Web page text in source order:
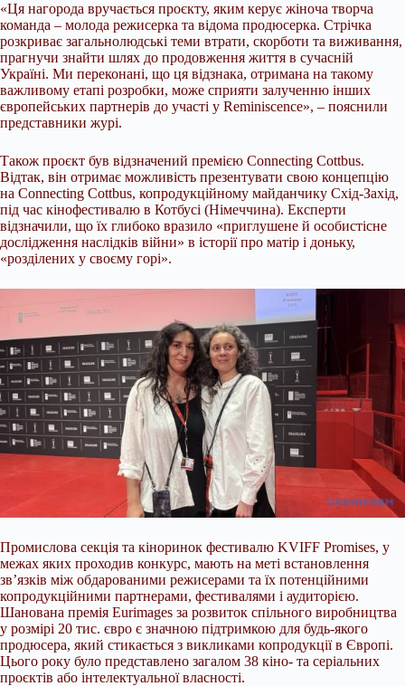
«Ця нагорода вручається проєкту, яким керує жіноча творча
команда – молода режисерка та відома продюсерка. Стрічка
розкриває загальнолюдські теми втрати, скорботи та виживання,
прагнучи знайти шлях до продовження життя в сучасній
Україні. Ми переконані, що ця відзнака, отримана на такому
важливому етапі розробки, може сприяти залученню інших
європейських партнерів до участі у Reminiscence», – пояснили
представники журі.
Також проєкт був відзначений премією Connecting Cottbus.
Відтак, він отримає можливість презентувати свою концепцію
на Connecting Cottbus, копродукційному майданчику Схід-Захід,
під час кінофестивалю в Котбусі (Німеччина). Експерти
відзначили, що їх глибоко вразило «приглушене й особистісне
дослідження наслідків війни» в історії про матір і доньку,
«розділених у своєму горі».
Промислова секція та кіноринок фестивалю KVIFF Promises, у
межах яких проходив конкурс, мають на меті встановлення
зв’язків між обдарованими режисерами та їх потенційними
копродукційними партнерами, фестивалями і аудиторією.
Шанована премія Eurimages за розвиток спільного виробництва
у розмірі 20 тис. євро є значною підтримкою для будь-якого
продюсера, який стикається з викликами копродукції в Європі.
Цього року було представлено загалом 38 кіно- та серіальних
проєктів або інтелектуальної власності.